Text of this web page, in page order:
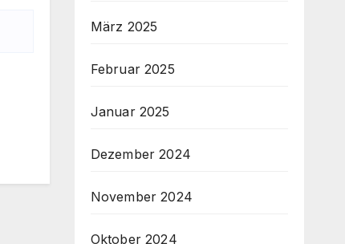
März 2025
Februar 2025
Januar 2025
Dezember 2024
November 2024
Oktober 2024